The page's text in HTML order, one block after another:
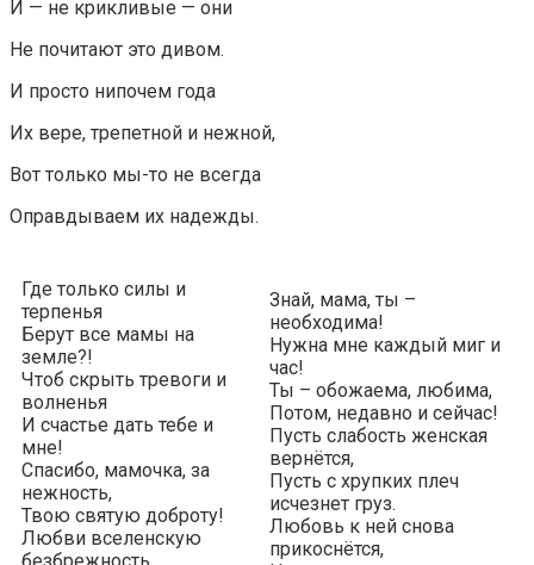
И — не крикливые — они
Не почитают это дивом.
И просто нипочем года
Их вере, трепетной и нежной,
Вот только мы-то не всегда
Оправдываем их надежды.
Где только силы и
терпенья
Берут все мамы на
земле?!
Чтоб скрыть тревоги и
волненья
И счастье дать тебе и
мне!
Спасибо, мамочка, за
нежность,
Твою святую доброту!
Любви вселенскую
безбрежность,
Знай, мама, ты –
необходима!
Нужна мне каждый миг и
час!
Ты – обожаема, любима,
Потом, недавно и сейчас!
Пусть слабость женская
вернётся,
Пусть с хрупких плеч
исчезнет груз.
Любовь к ней снова
прикоснётся,